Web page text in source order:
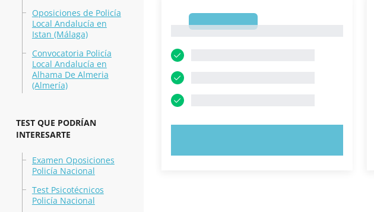
Oposiciones de Policía
Local Andalucía en
Istan (Málaga)
Convocatoria Policía
Local Andalucía en
Alhama De Almeria
(Almería)
TEST QUE PODRÍAN
INTERESARTE
Examen Oposiciones
Policía Nacional
Test Psicotécnicos
Policía Nacional